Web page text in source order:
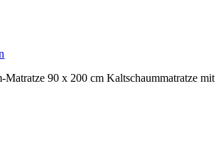
Matratze 90 x 200 cm Kaltschaummatratze